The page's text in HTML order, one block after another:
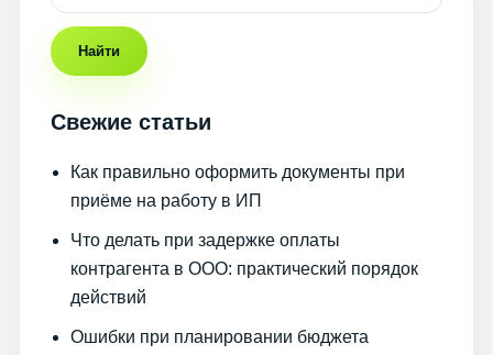
Найти
Свежие статьи
Как правильно оформить документы при
приёме на работу в ИП
Что делать при задержке оплаты
контрагента в ООО: практический порядок
действий
Ошибки при планировании бюджета